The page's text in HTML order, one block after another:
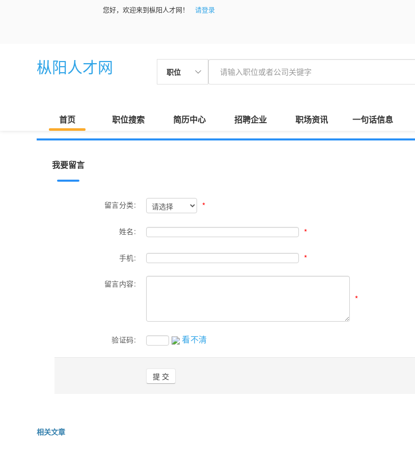
您好，欢迎来到枞阳人才网！
请登录
枞阳人才网 职位
首页 职位搜索 简历中心 招聘企业 职场资讯 一句话信息
我要留言
留言分类: *
姓名: *
手机: *
留言内容:
*
验证码: 看不清
相关文章